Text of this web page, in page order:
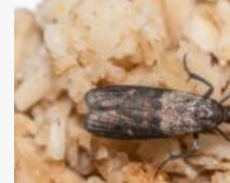
головна
інновація
оновленого
седана
прихована
у
поворотниках